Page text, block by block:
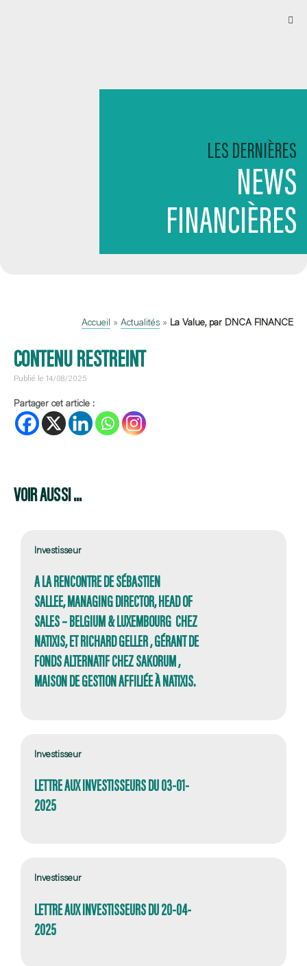
LES DERNIÈRES
NEWS
FINANCIÈRES
Accueil » Actualités » La Value, par DNCA FINANCE
CONTENU RESTREINT
Publié le 14/08/2025
Partager cet article :
VOIR AUSSI ...
Investisseur
A LA RENCONTRE DE SÉBASTIEN
SALLEE, MANAGING DIRECTOR, HEAD OF
SALES – BELGIUM & LUXEMBOURG CHEZ
NATIXIS, ET RICHARD GELLER , GÉRANT DE
FONDS ALTERNATIF CHEZ SAKORUM ,
MAISON DE GESTION AFFILIÉE À NATIXIS.
Investisseur
LETTRE AUX INVESTISSEURS DU 03-01-
2025
Investisseur
LETTRE AUX INVESTISSEURS DU 20-04-
2025